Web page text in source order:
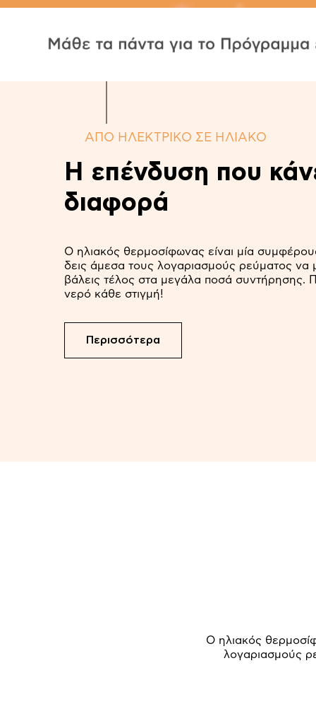
ΑΠΟ ΗΛΕΚΤΡΙΚΟ ΣΕ ΗΛΙΑΚΟ
Η επένδυση που
διαφορά
Ο ηλιακός θερμοσίφωνας είναι μία
δεις άμεσα τους λογαριασμούς ρεύματος να
βάλεις τέλος στα μεγάλα ποσά συντήρησης.
νερό κάθε στιγμή!
Περισσότερα
Ο ηλιακός
λογαριασμούς